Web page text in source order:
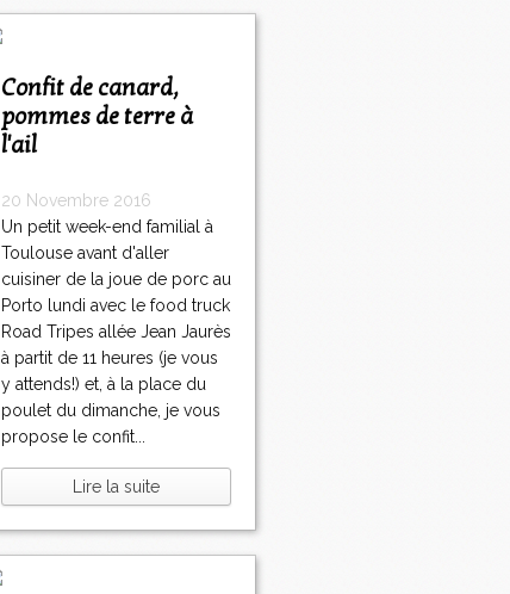
Confit de canard,
pommes de terre à
l'ail
20 Novembre 2016
Un petit week-end familial à
Toulouse avant d'aller
cuisiner de la joue de porc au
Porto lundi avec le food truck
Road Tripes allée Jean Jaurès
à partit de 11 heures (je vous
y attends!) et, à la place du
poulet du dimanche, je vous
propose le confit...
Lire la suite